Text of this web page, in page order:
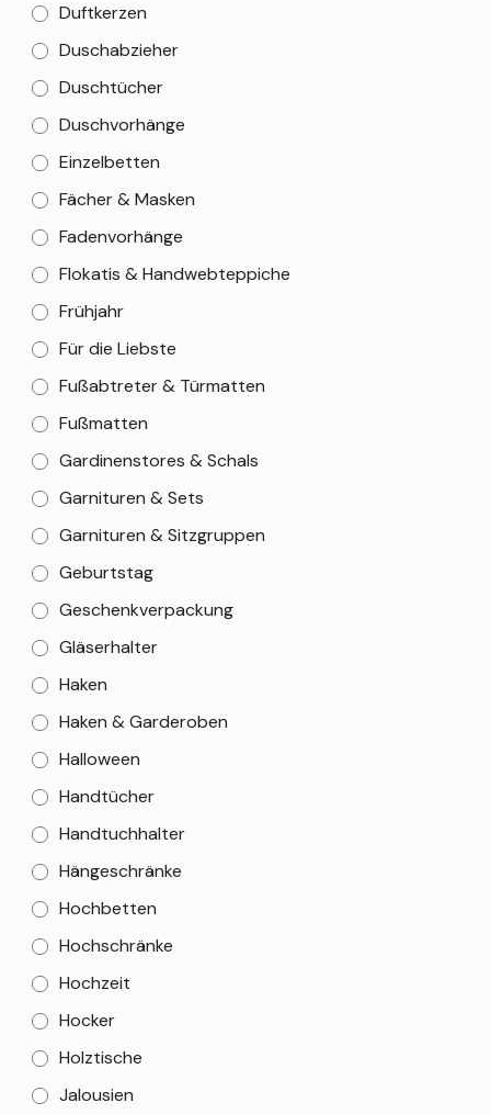
Duftkerzen
Duschabzieher
Duschtücher
Duschvorhänge
Einzelbetten
Fächer & Masken
Fadenvorhänge
Flokatis & Handwebteppiche
Frühjahr
Für die Liebste
Fußabtreter & Türmatten
Fußmatten
Gardinenstores & Schals
Garnituren & Sets
Garnituren & Sitzgruppen
Geburtstag
Geschenkverpackung
Gläserhalter
Haken
Haken & Garderoben
Halloween
Handtücher
Handtuchhalter
Hängeschränke
Hochbetten
Hochschränke
Hochzeit
Hocker
Holztische
Jalousien